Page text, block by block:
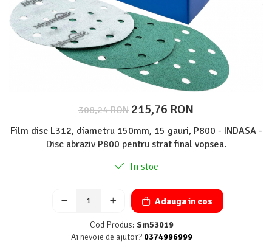
308,24 RON 215,76 RON
Film disc L312, diametru 150mm, 15 gauri, P800 - INDASA -
Disc abraziv P800 pentru strat final vopsea.
In stoc
Adauga in cos
Cod Produs: Sm53019
Ai nevoie de ajutor? 0374996999